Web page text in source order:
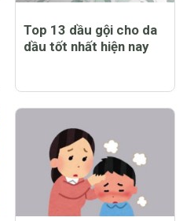
Top 12 máy chạy bộ tại
nhà tốt nhất hiện nay